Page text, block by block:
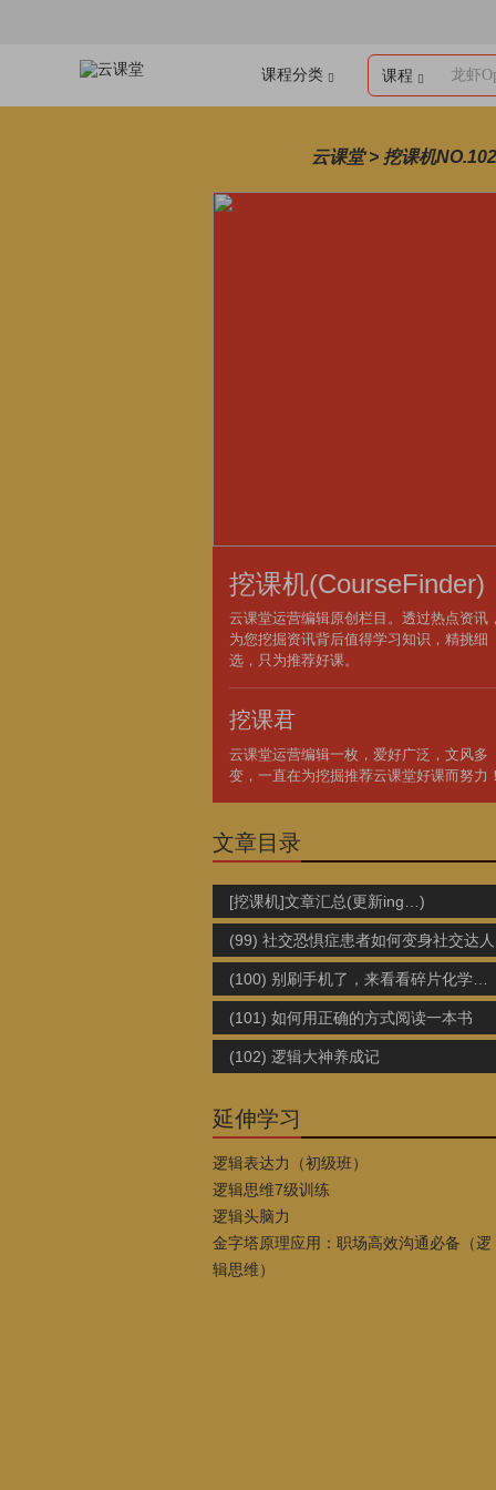
课程分类 课程 龙虾
云课堂 > 挖课机NO.102
挖课机(CourseFinder)
云课堂运营编辑原创栏目。透过热点资讯
为您挖掘资讯背后值得学习知识，精挑细
选，只为推荐好课。
挖课君
云课堂运营编辑一枚，爱好广泛，文风多
变，一直在为挖掘推荐云课堂好课而努力
文章目录
[挖课机]文章汇总(更新ing…)
(99) 社交恐惧症患者如何变身社交达人
(101) 如何用正确的方式阅读一本书
(102) 逻辑大神养成记
延伸学习
逻辑表达力（初级班）
逻辑思维7级训练
逻辑头脑力
金字塔原理应用：职场高效沟通必备（逻
辑思维）